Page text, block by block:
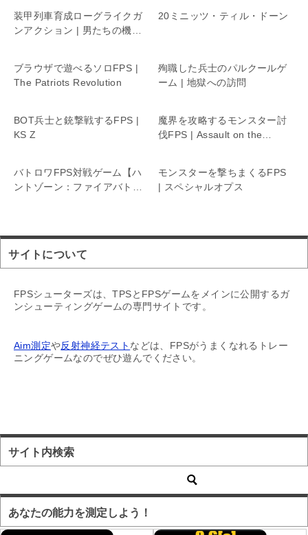
装甲列車育成ローグライクガ
ンアクション | 男たちの機関
20ミニッツ・ティル・ドーン
ブラウザで遊べるソロFPS |
The Patriots Revolution
殉職した兵士のパルクールゲ
ーム | 地獄への訪問
BOT兵士と銃撃戦するFPS |
KS Z
魔界を攻略するモンスター討
伐FPS | Assault on the
バトロワFPS対戦ゲーム【ハ
ントゾーン：ファイアバトル
モンスターを撃ちまくるFPS
| スペシャルオプス
サイトについて
FPSシューターズは、TPSとFPSゲームをメインに公開するガ
ンシューティングゲームの専門サイトです。
Aim測定や反射神経テスト などは、FPSがうまくなれるトレー
ニングゲームなのでぜひ遊んでください。
サイト内検索
あなたの能力を測定しよう！